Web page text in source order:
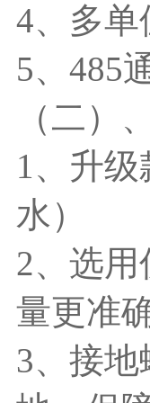
4、多单
5、485
（二）
1、升
水）
2、选
量更准
3、接